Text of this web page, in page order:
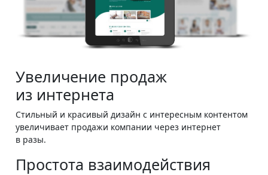
Увеличение продаж
из интернета
Стильный и красивый дизайн с интересным контентом
увеличивает продажи компании через интернет
в разы.
Простота взаимодействия